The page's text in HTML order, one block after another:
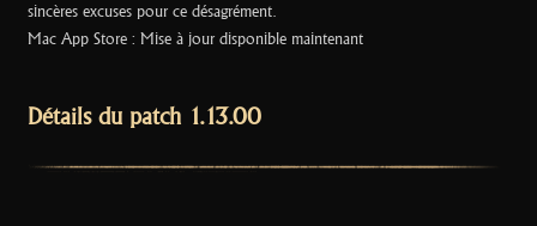
sincères excuses pour ce désagrément.
Mac App Store : Mise à jour disponible maintenant
Détails du patch 1.13.00